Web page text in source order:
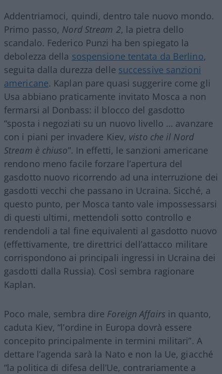
Addentriamoci, quindi, dentro tale nuovo mondo.
Primo passo, Nord Stream 2, la pietra dello
scandalo. Federico Punzi ha ben spiegato la
debolezza della sospensione tentata da Berlino,
seguita dalla durezza delle successive sanzioni
americane. Kaplan pare quasi suggerire come gli
Usa abbiano praticamente invitato Mosca a non
fermarsi al Donbass: il blocco del gasdotto
“sposta i negoziati su un nuovo livello … avanzare
con i piani per invadere Kiev, visto che il Nord
Stream è chiuso”. In effetti, le sanzioni americane
rendono meno facile forzare l’apertura del
gasdotto nuovo ricorrendo ad una interruzione dei
gasdotti vecchi che passano in Ucraina. Sicché, a
questo punto, per Mosca tanto vale impossessarsi
di questi ultimi, mettendoli sotto controllo e
rendendoli a tal fine equivalenti al gasdotto nuovo
(effettivamente, tre direttrici dell’attacco militare
corrispondono ai principali ingressi in Ucraina dei
gasdotti dalla Russia). Così sembra ragionare
Kaplan.
Poco male, sembra dire Foreign Affairs in quanto,
caduta Kiev, “l’ordine in Europa dovrà essere
concepito principalmente in termini militari”. A
dettare l’agenda sarà la Nato e non la Ue, giacché
“la politica di difesa dell’Ue, contrariamente a